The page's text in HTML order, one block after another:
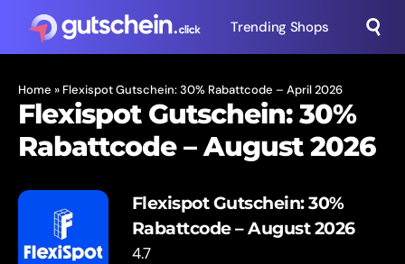
Trending Shops
Flexispot Gutschein: 30%
Rabattcode – August 2026
Home » Flexispot Gutschein: 30% Rabattcode – April 2026
Flexispot Gutschein: 30%
Rabattcode – August 2026
4.7